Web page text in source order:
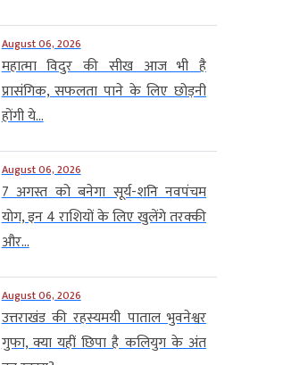
August 06, 2026
महात्मा विदुर की सीख आज भी है
प्रासंगिक, सफलता पाने के लिए छोड़नी
होंगी ये...
August 06, 2026
7 अगस्त को बनेगा सूर्य-शनि नवपंचम
योग, इन 4 राशियों के लिए खुलेंगे तरक्की
और...
August 06, 2026
उत्तराखंड की रहस्यमयी पाताल भुवनेश्वर
गुफा, क्या यहीं छिपा है कलियुग के अंत